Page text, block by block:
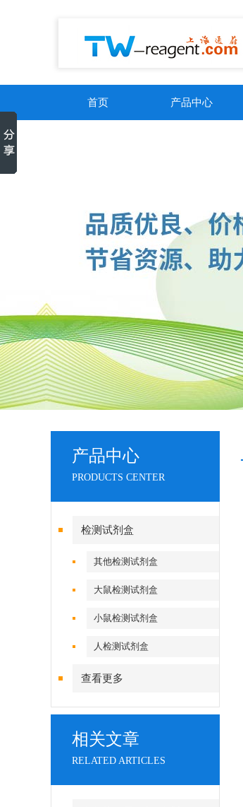
首页 产品中心
产品中心
PRODUCTS CENTER
检测试剂盒
其他检测试剂盒
大鼠检测试剂盒
小鼠检测试剂盒
人检测试剂盒
查看更多
相关文章
RELATED ARTICLES